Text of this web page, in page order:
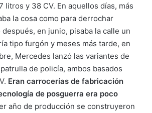
litros y 38 CV. En aquellos días, más
la cosa como para derrochar
en junio, pisaba la calle un
tipo furgón y meses más tarde, en
Mercedes lanzó las variantes de
de policía, ambos basados
Eran carrocerías de fabricación
de posguerra era poco
año de producción se construyeron